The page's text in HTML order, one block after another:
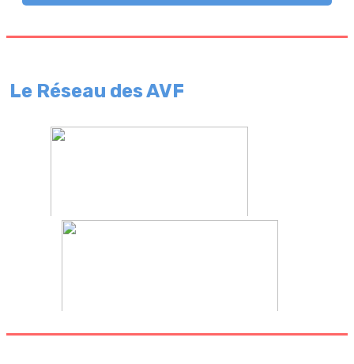
Le Réseau des AVF